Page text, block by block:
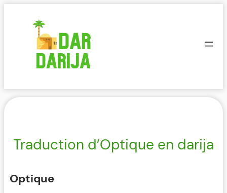
Traduction d’Optique en darija
Optique